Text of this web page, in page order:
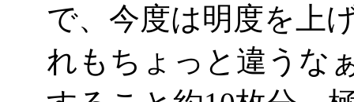
で、今度は明度を上
れもちょっと違うな